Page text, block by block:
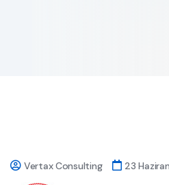
Vertax Consulting 23